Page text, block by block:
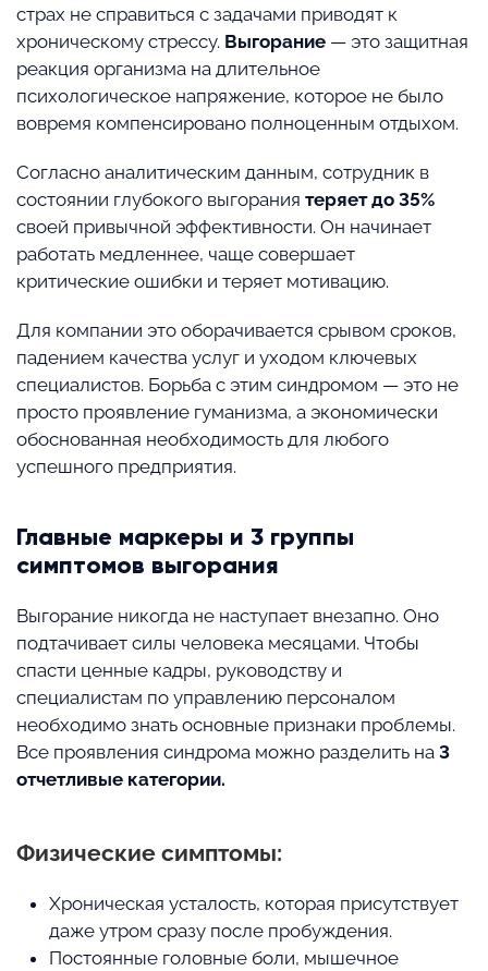
страх не справиться с задачами приводят к
хроническому стрессу. Выгорание — это защитная
реакция организма на длительное
психологическое напряжение, которое не было
вовремя компенсировано полноценным отдыхом.
Согласно аналитическим данным, сотрудник в
состоянии глубокого выгорания теряет до 35%
своей привычной эффективности. Он начинает
работать медленнее, чаще совершает
критические ошибки и теряет мотивацию.
Для компании это оборачивается срывом сроков,
падением качества услуг и уходом ключевых
специалистов. Борьба с этим синдромом — это не
просто проявление гуманизма, а экономически
обоснованная необходимость для любого
успешного предприятия.
Главные маркеры и 3 группы
симптомов выгорания
Выгорание никогда не наступает внезапно. Оно
подтачивает силы человека месяцами. Чтобы
спасти ценные кадры, руководству и
специалистам по управлению персоналом
необходимо знать основные признаки проблемы.
Все проявления синдрома можно разделить на 3
отчетливые категории.
Физические симптомы:
Хроническая усталость, которая присутствует
даже утром сразу после пробуждения.
Постоянные головные боли, мышечное